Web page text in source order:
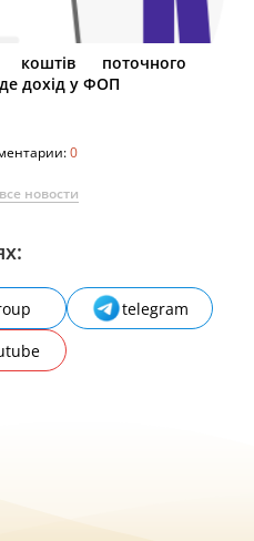
поточного
дохід у ФОП
0
новости
telegram